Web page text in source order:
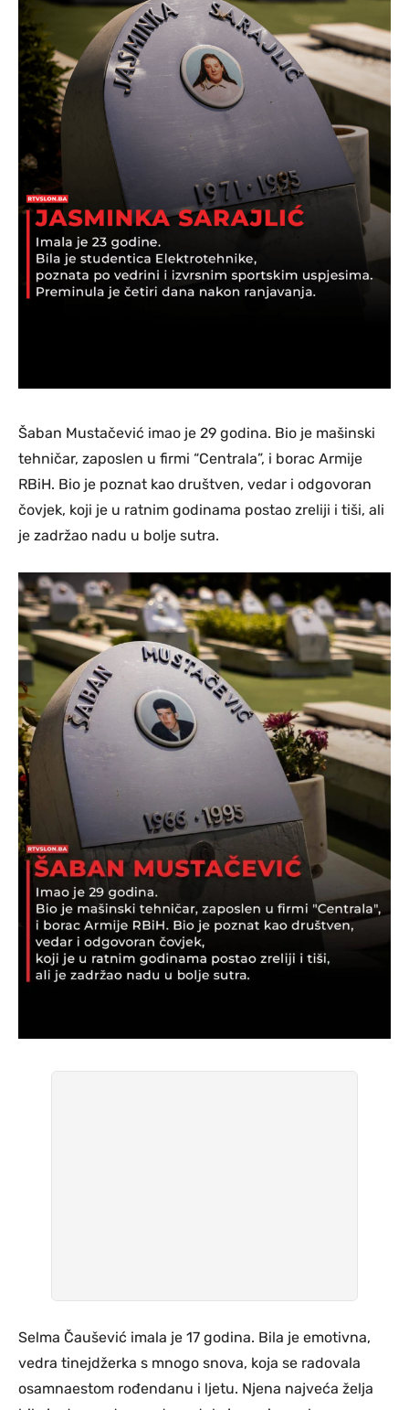
Šaban Mustačević imao je 29 godina. Bio je mašinski
tehničar, zaposlen u firmi “Centrala”, i borac Armije
RBiH. Bio je poznat kao društven, vedar i odgovoran
čovjek, koji je u ratnim godinama postao zreliji i tiši, ali
je zadržao nadu u bolje sutra.
Selma Čaušević imala je 17 godina. Bila je emotivna,
vedra tinejdžerka s mnogo snova, koja se radovala
osamnaestom rođendanu i ljetu. Njena najveća želja